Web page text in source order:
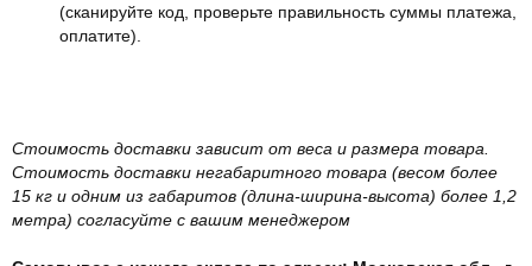
(сканируйте код, проверьте правильность суммы платежа,
оплатите).
Стоимость доставки зависит от веса и размера товара.
Стоимость доставки негабаритного товара (весом более
15 кг и одним из габаритов (длина-ширина-высота) более 1,2
метра) согласуйте с вашим менеджером